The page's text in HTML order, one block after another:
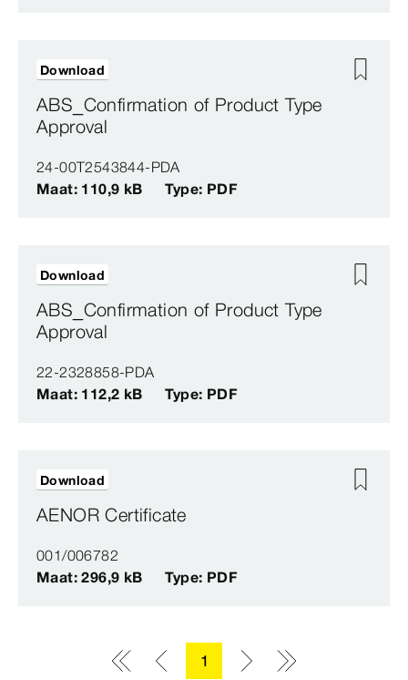
ABS_Confirmation of Product Type
Approval
24-00T2543844-PDA
Maat: 110,9 kB
Type: PDF
Download
ABS_Confirmation of Product Type
Approval
22-2328858-PDA
Maat: 112,2 kB
Type: PDF
Download
AENOR Certificate
001/006782
Maat: 296,9 kB
Type: PDF
Download
1